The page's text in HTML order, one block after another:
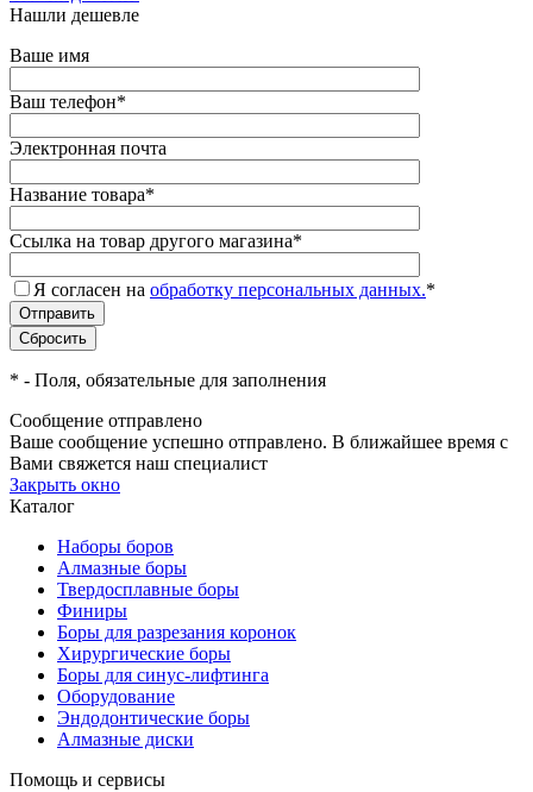
Нашли дешевле
Ваше имя
Ваш телефон*
Электронная почта
Название товара*
Ссылка на товар другого магазина*
Я согласен на обработку персональных данных.*
* - Поля, обязательные для заполнения
Сообщение отправлено
Ваше сообщение успешно отправлено. В ближайшее время с
Вами свяжется наш специалист
Закрыть окно
Каталог
Наборы боров
Алмазные боры
Твердосплавные боры
Финиры
Боры для разрезания коронок
Хирургические боры
Боры для синус-лифтинга
Оборудование
Эндодонтические боры
Алмазные диски
Помощь и сервисы